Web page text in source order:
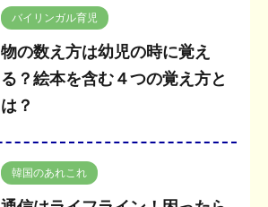
バイリンガル育児
物の数え方は幼児の時に覚え
る？絵本を含む４つの覚え方と
は？
韓国のあれこれ